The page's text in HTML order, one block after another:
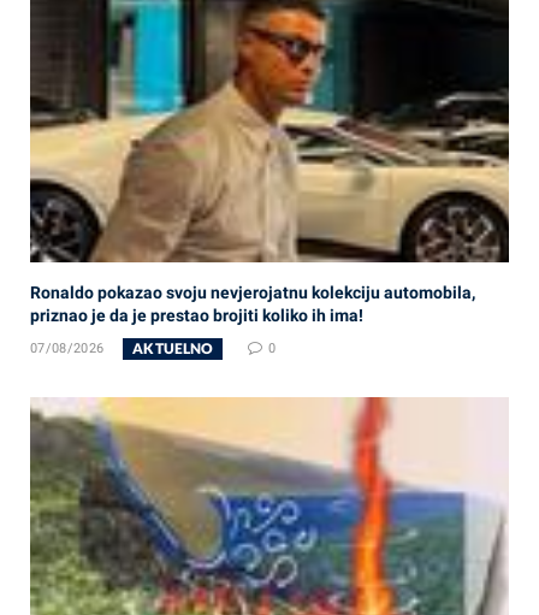
Ronaldo pokazao svoju nevjerojatnu kolekciju automobila,
priznao je da je prestao brojiti koliko ih ima!
07/08/2026 AKTUELNO 0